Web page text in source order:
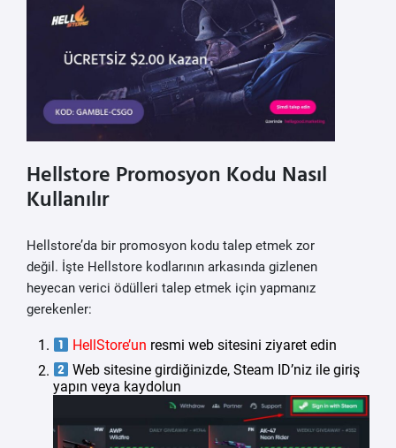
Hellstore Promosyon Kodu Nasıl
Kullanılır
Hellstore’da bir promosyon kodu talep etmek zor
değil. İşte Hellstore kodlarının arkasında gizlenen
heyecan verici ödülleri talep etmek için yapmanız
gerekenler:
HellStore’un resmi web sitesini ziyaret edin
Web sitesine girdiğinizde, Steam ID’niz ile giriş
yapın veya kaydolun